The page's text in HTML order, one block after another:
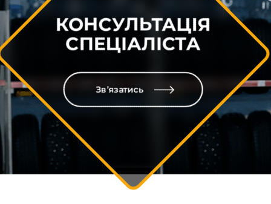
КОНСУЛЬТАЦІЯ
СПЕЦІАЛІСТА
Зв’язатись